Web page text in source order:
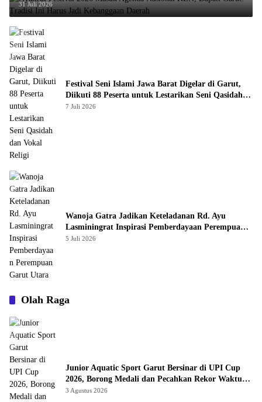
31 Juli 2026
Festival Seni Islami Jawa Barat Digelar di Garut,
Diikuti 88 Peserta untuk Lestarikan Seni Qasidah
dan Vokal Religi
7 Juli 2026
Wanoja Gatra Jadikan Keteladanan Rd. Ayu
Lasminingrat Inspirasi Pemberdayaan Perempuan
Garut Utara
5 Juli 2026
Olah Raga
Junior Aquatic Sport Garut Bersinar di UPI Cup
2026, Borong Medali dan Pecahkan Rekor Waktu
Pribadi
3 Agustus 2026